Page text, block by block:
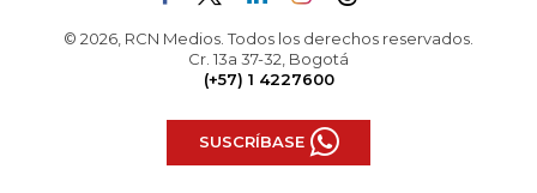
© 2026, RCN Medios. Todos los derechos reservados.
Cr. 13a 37-32, Bogotá
(+57) 1 4227600
SUSCRÍBASE